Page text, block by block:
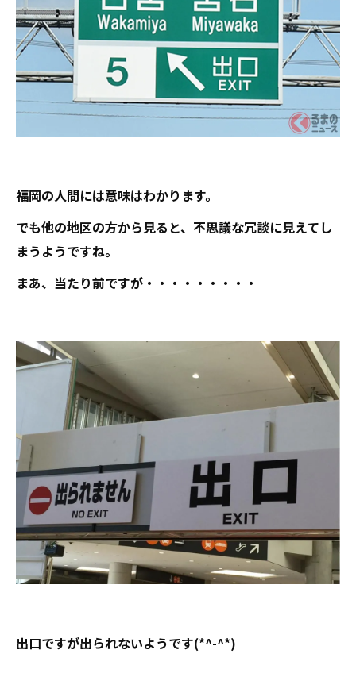
福岡の人間には意味はわかります。
でも他の地区の方から見ると、不思議な冗談に見えてし
まうようですね。
まあ、当たり前ですが・・・・・・・・・
出口ですが出られないようです(*^-^*)